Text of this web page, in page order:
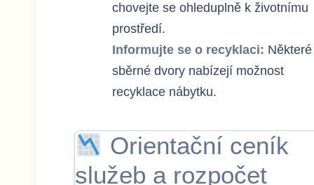
chovejte se ohleduplně k životnímu
prostředí.
Informujte se o recyklaci: Některé
sběrné dvory nabízejí možnost
recyklace nábytku.
Orientační ceník
služeb a rozpočet